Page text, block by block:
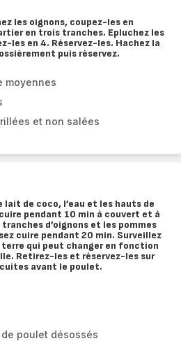
les oignons, coupez-les en
en trois tranches. Epluchez les
les en 4. Réservez-les. Hachez la
puis réservez.
moyennes
et non salées
de coco, l’eau et les hauts de
pendant 10 min à couvert et à
d’oignons et les pommes
cuire pendant 20 min. Surveillez
terre qui peut changer en fonction
Retirez-les et réservez-les sur
avant le poulet.
poulet désossés